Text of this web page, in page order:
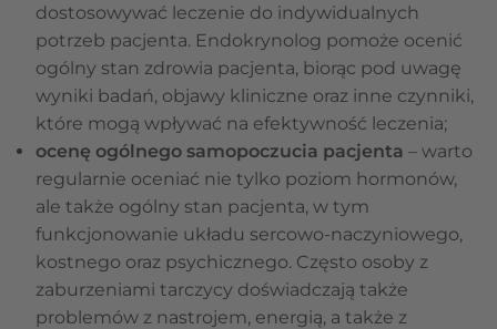
dostosowywać leczenie do indywidualnych
potrzeb pacjenta. Endokrynolog pomoże ocenić
ogólny stan zdrowia pacjenta, biorąc pod uwagę
wyniki badań, objawy kliniczne oraz inne czynniki,
które mogą wpływać na efektywność leczenia;
ocenę ogólnego samopoczucia pacjenta – warto
regularnie oceniać nie tylko poziom hormonów,
ale także ogólny stan pacjenta, w tym
funkcjonowanie układu sercowo-naczyniowego,
kostnego oraz psychicznego. Często osoby z
zaburzeniami tarczycy doświadczają także
problemów z nastrojem, energią, a także z